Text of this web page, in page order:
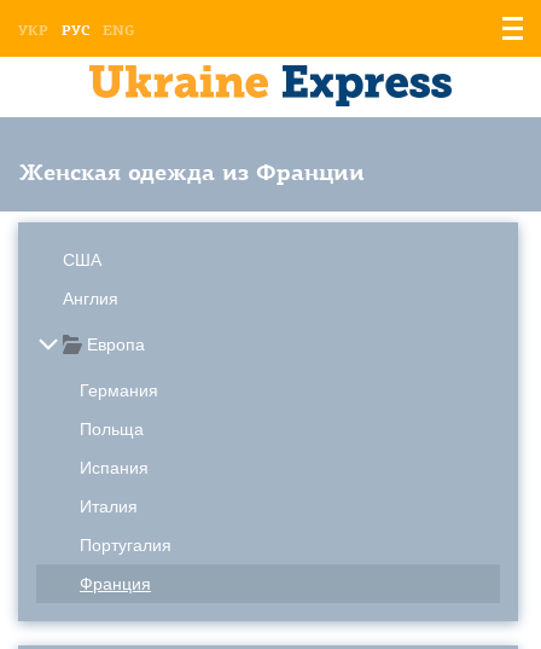
УКР РУС ENG
Женская одежда из Франции
США
Англия
Европа
Германия
Польща
Испания
Италия
Португалия
Франция